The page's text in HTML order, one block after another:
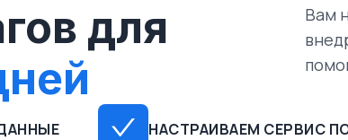
для
Вам
НАСТРАИВАЕМ СЕРВИС